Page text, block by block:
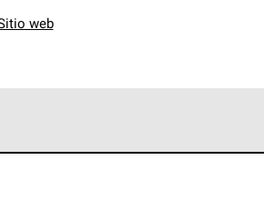
web
de profesionalismo y confiabilidad.